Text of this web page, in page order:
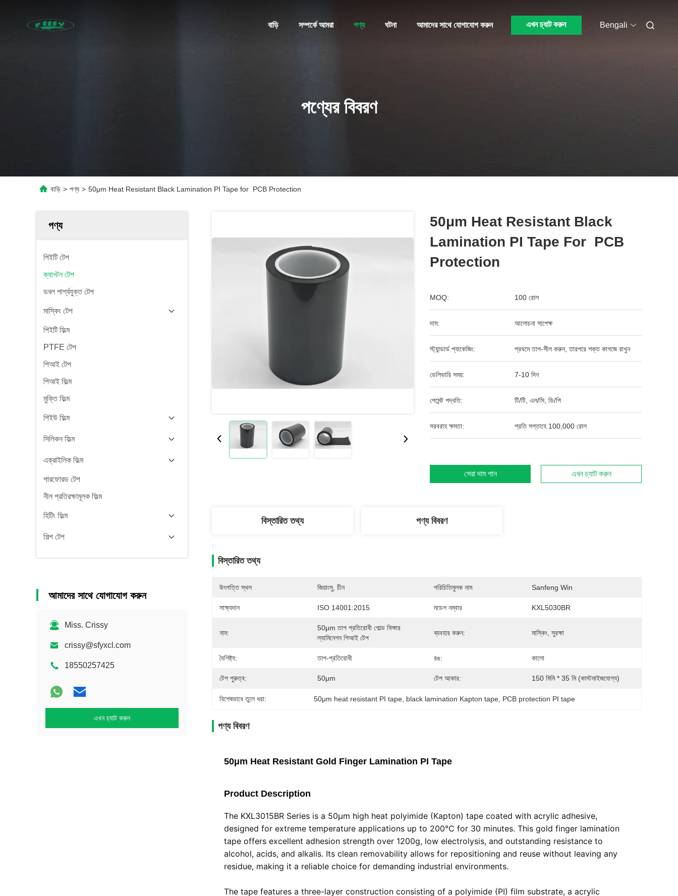
বাড়ি সম্পর্কে আমরা পণ্য ঘটনা আমাদের সাথে যোগাযোগ করুন এখন চ্যাট করুন Bengali
পণ্যের বিবরণ
বাড়ি > পণ্য > 50μm Heat Resistant Black Lamination PI Tape for PCB Protection
পণ্য
পিইটি টেপ
ক্যাপ্টন টেপ
ডবল পার্শ্বযুক্ত টেপ
মাস্কিং টেপ
পিইটি ফিল্ম
PTFE টেপ
পিআই টেপ
পিআই ফিল্ম
মুক্তি ফিল্ম
পিইউ ফিল্ম
সিলিকন ফিল্ম
এক্রাইলিক ফিল্ম
পারফোরড টেপ
নীল প্রতিরক্ষামূলক ফিল্ম
হিটিং ফিল্ম
শিল্প টেপ
আমাদের সাথে যোগাযোগ করুন
Miss. Crissy
crissy@sfyxcl.com
18550257425
এখন চ্যাট করুন
50μm Heat Resistant Black
Lamination PI Tape For PCB
Protection
MOQ: 100 রোল
দাম: আলোচনা সাপেক্ষ
স্ট্যান্ডার্ড প্যাকেজিং: প্রথমে তাপ-সীল করুন, তারপরে শক্ত কাগজে রাখুন
ডেলিভারি সময়: 7-10 দিন
পেমেন্ট পদ্ধতি: টি/টি, এল/সি, ডি/পি
সরবরাহ ক্ষমতা: প্রতি সপ্তাহে 100,000 রোল
সেরা দাম পান এখন চ্যাট করুন
বিস্তারিত তথ্য পণ্য বিবরণ
বিস্তারিত তথ্য
উৎপত্তি স্থল জিয়াংসু, চীন পরিচিতিমুলক নাম Sanfeng Win
সাক্ষ্যদান ISO 14001:2015 মডেল নম্বার KXL5030BR
নাম:
50μm তাপ প্রতিরোধী গোল্ড ফিঙ্গার
ল্যামিনেশন পিআই টেপ
ব্যবহার করুন: মাস্কিং, সুরক্ষা
বৈশিষ্ট্য: তাপ-প্রতিরোধী রঙ: কালো
টেপ পুরুত্ব: 50μm টেপ আকার: 150 মিমি * 35 মি (কাস্টমাইজযোগ্য)
বিশেষভাবে তুলে ধরা: 50μm heat resistant PI tape black lamination Kapton tape PCB protection PI tape
পণ্য বিবরণ
50μm Heat Resistant Gold Finger Lamination PI Tape
Product Description
The KXL3015BR Series is a 50μm high heat polyimide (Kapton) tape coated with acrylic adhesive,
designed for extreme temperature applications up to 200°C for 30 minutes. This gold finger lamination
tape offers excellent adhesion strength over 1200g, low electrolysis, and outstanding resistance to
alcohol, acids, and alkalis. Its clean removability allows for repositioning and reuse without leaving any
residue, making it a reliable choice for demanding industrial environments.
The tape features a three-layer construction consisting of a polyimide (PI) film substrate, a acrylic